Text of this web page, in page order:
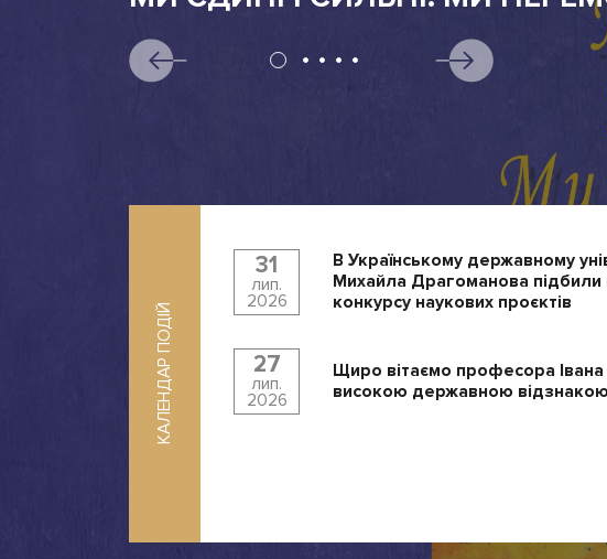
КАЛЕНДАР ПОДІЙ
31
лип.
2026
В Українському державному
Михайла Драгоманова підбили
конкурсу наукових проєктів
27
лип.
2026
Щиро вітаємо професора
високою державною